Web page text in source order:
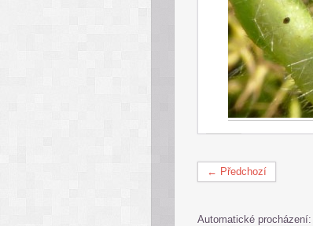
← Předchozí
Automatické procházení: